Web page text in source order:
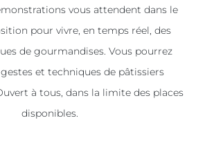
vous attendent dans le
pour vivre, en temps réel, des
de gourmandises. Vous pourrez
et techniques de pâtissiers
à tous, dans la limite des places
disponibles.